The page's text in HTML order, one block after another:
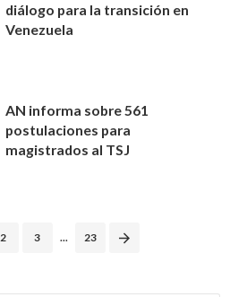
diálogo para la transición en
Venezuela
AN informa sobre 561
postulaciones para
magistrados al TSJ
2 3 ... 23